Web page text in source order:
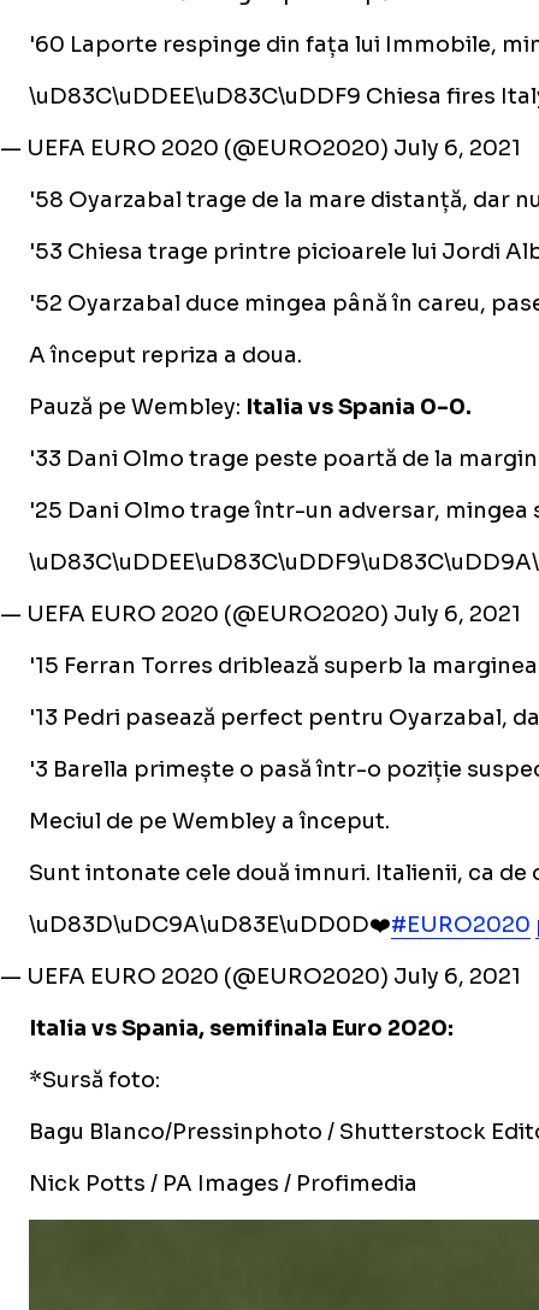
'60 Laporte respinge din fața lui Immobile,
\uD83C\uDDEE\uD83C\uDDF9 Chiesa fires
— UEFA EURO 2020 (@EURO2020) July 6, 2021
'58 Oyarzabal trage de la mare distanță, dar
'53 Chiesa trage printre picioarele lui Jordi
'52 Oyarzabal duce mingea până în careu,
A început repriza a doua.
Pauză pe Wembley: Italia vs Spania 0-0.
'33 Dani Olmo trage peste poartă de la
'25 Dani Olmo trage într-un adversar,
— UEFA EURO 2020 (@EURO2020) July 6, 2021
'15 Ferran Torres driblează superb la
'13 Pedri pasează perfect pentru Oyarzabal,
'3 Barella primește o pasă într-o poziție
Meciul de pe Wembley a început.
Sunt intonate cele două imnuri. Italienii, ca
\uD83D\uDC9A\uD83E\uDD0D❤️#EURO2020
— UEFA EURO 2020 (@EURO2020) July 6, 2021
Italia vs Spania, semifinala Euro 2020:
*Sursă foto:
Bagu Blanco/Pressinphoto / Shutterstock
Nick Potts / PA Images / Profimedia